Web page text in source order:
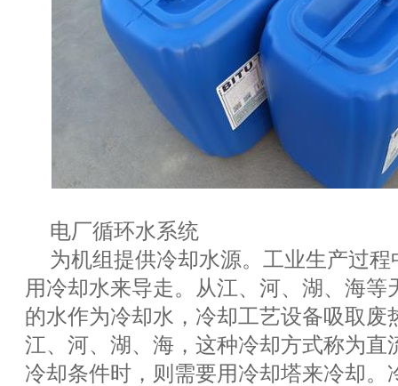
电厂循环水系统
为机组提供冷却水源。工业生产过
用冷却水来导走。从江、河、湖、海等
的水作为冷却水，冷却工艺设备吸取废
江、河、湖、海，这种冷却方式称为直
冷却条件时，则需要用冷却塔来冷却。